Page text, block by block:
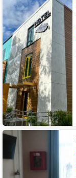
Ботаника
Хостел
Вологодской